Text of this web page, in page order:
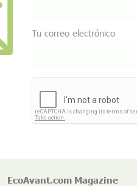
Tu correo electrónico
EcoAvant.com Magazine